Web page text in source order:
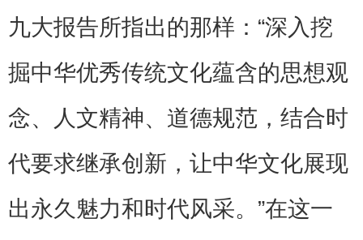
九大报告所指出的那样：“深入挖
掘中华优秀传统文化蕴含的思想观
念、人文精神、道德规范，结合时
代要求继承创新，让中华文化展现
出永久魅力和时代风采。”在这一